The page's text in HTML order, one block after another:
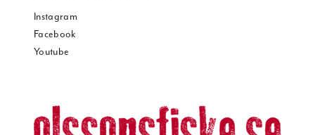
Instagram
Facebook
Youtube